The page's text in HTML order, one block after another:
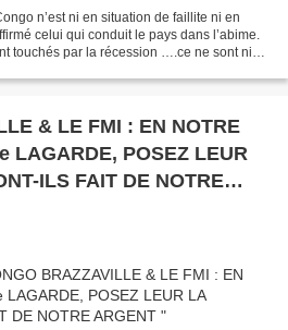
n’est ni en situation de faillite ni en
celui qui conduit le pays dans l’abime.
touchés par la récession ….ce ne sont ni
& LE FMI : EN NOTRE
LAGARDE, POSEZ LEUR
ILS FAIT DE NOTRE